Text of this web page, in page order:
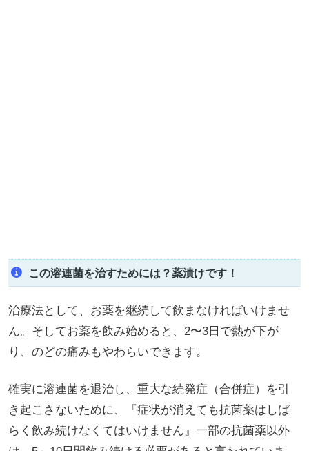
この溶連菌を治すためには？薬漬けです！
治療法として、お薬を継続して飲まなければいけませ
ん。そしてお薬を飲み始めると、2〜3日で熱が下が
り、のどの痛みもやわらいできます。
確実に溶連菌を退治し、重大な続発症（合併症）を引
き起こさないために、『症状が消えても抗菌薬はしば
らく飲み続けなくてはいけません』一部の抗菌薬以外